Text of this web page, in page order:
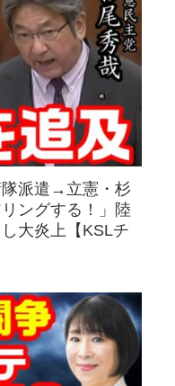
隊派遣→立憲・杉
ングする！」陸
大炎上【KSLチ